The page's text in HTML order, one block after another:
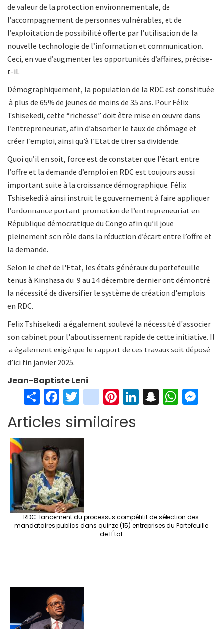
de valeur de la protection environnementale, de
l’accompagnement de personnes vulnérables, et de
l’exploitation de possibilité offerte par l’utilisation de la
nouvelle technologie de l’information et communication.
Ceci, en vue d’augmenter les opportunités d’affaires, précise-
t-il.
Démographiquement, la population de la RDC est constituée
à plus de 65% de jeunes de moins de 35 ans. Pour Félix
Tshisekedi, cette “richesse” doit être mise en œuvre dans
l’entrepreneuriat, afin d’absorber le taux de chômage et
créer l’emploi, ainsi qu’à l’Etat de tirer sa dividende.
Quoi qu’il en soit, force est de constater que l’écart entre
l’offre et la demande d’emploi en RDC est toujours aussi
important suite à la croissance démographique. Félix
Tshisekedi à ainsi instruit le gouvernement à faire appliquer
l’ordonnance portant promotion de l’entrepreneuriat en
République démocratique du Congo afin qu’il joue
pleinement son rôle dans la réduction d’écart entre l’offre et
la demande.
Selon le chef de l'Etat, les états généraux du portefeuille
tenus à Kinshasa du 9 au 14 décembre dernier ont démontré
la nécessité de diversifier le système de création d'emplois
en RDC.
Felix Tshisekedi a également soulevé la nécessité d'associer
son cabinet pour l'aboutissement rapide de cette initiative. Il
a également exigé que le rapport de ces travaux soit déposé
d’ici fin janvier 2025.
Jean-Baptiste Leni
S
h
ar
e
Fa
ce
b
o
o
k
T
wi
tt
er
in
st
ag
Pi
er
Li S W
Articles similaires
RDC: lancement du processus compétitif de sélection des
mandataires publics dans quinze (15) entreprises du Portefeuille
de l'État